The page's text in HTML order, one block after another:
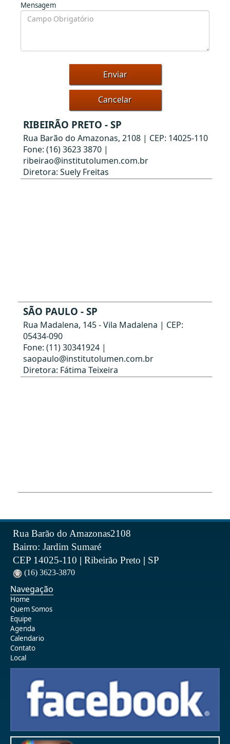
Mensagem
Cancelar
RIBEIRÃO PRETO - SP
Rua Barão do Amazonas, 2108 | CEP: 14025-110
Fone: (16) 3623 3870 |
ribeirao@institutolumen.com.br
Diretora: Suely Freitas
SÃO PAULO - SP
Rua Madalena, 145 - Vila Madalena | CEP:
05434-090
Fone: (11) 30341924 |
saopaulo@institutolumen.com.br
Diretora: Fátima Teixeira
Rua Barão do Amazonas2108
Bairro: Jardim Sumaré
CEP 14025-110 | Ribeirão Preto | SP
(16) 3623-3870
Navegação
Home
Quem Somos
Equipe
Agenda
Calendario
Contato
Local